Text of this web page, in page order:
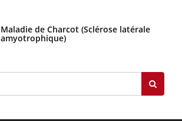
Maladie de Charcot (Sclérose latérale
amyotrophique)